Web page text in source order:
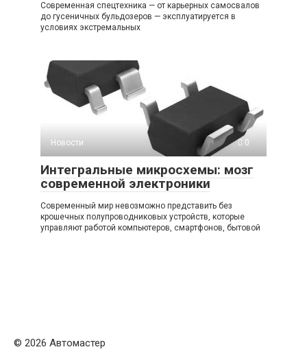
Современная спецтехника — от карьерных самосвалов
до гусеничных бульдозеров — эксплуатируется в
условиях экстремальных
Новости 0
Интегральные микросхемы: мозг
современной электроники
Современный мир невозможно представить без
крошечных полупроводниковых устройств, которые
управляют работой компьютеров, смартфонов, бытовой
© 2026 Автомастер